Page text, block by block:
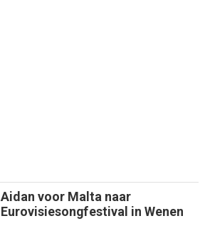
Aidan voor Malta naar
Eurovisiesongfestival in Wenen